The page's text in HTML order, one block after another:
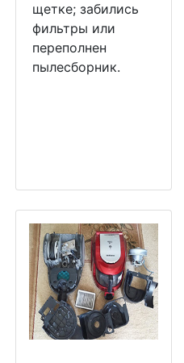
щетке; забились
фильтры или
переполнен
пылесборник.